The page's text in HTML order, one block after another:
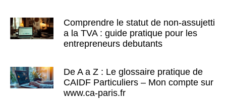
Comprendre le statut de non-assujetti
a la TVA : guide pratique pour les
entrepreneurs debutants
De A a Z : Le glossaire pratique de
CAIDF Particuliers – Mon compte sur
www.ca-paris.fr